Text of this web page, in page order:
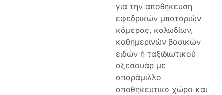
για την αποθήκευση
εφεδρικών μπαταριών
κάμερας, καλωδίων,
καθημερινών βασικών
ειδών ή ταξιδιωτικού
αξεσουάρ με
απαράμιλλο
αποθηκευτικό χώρο και